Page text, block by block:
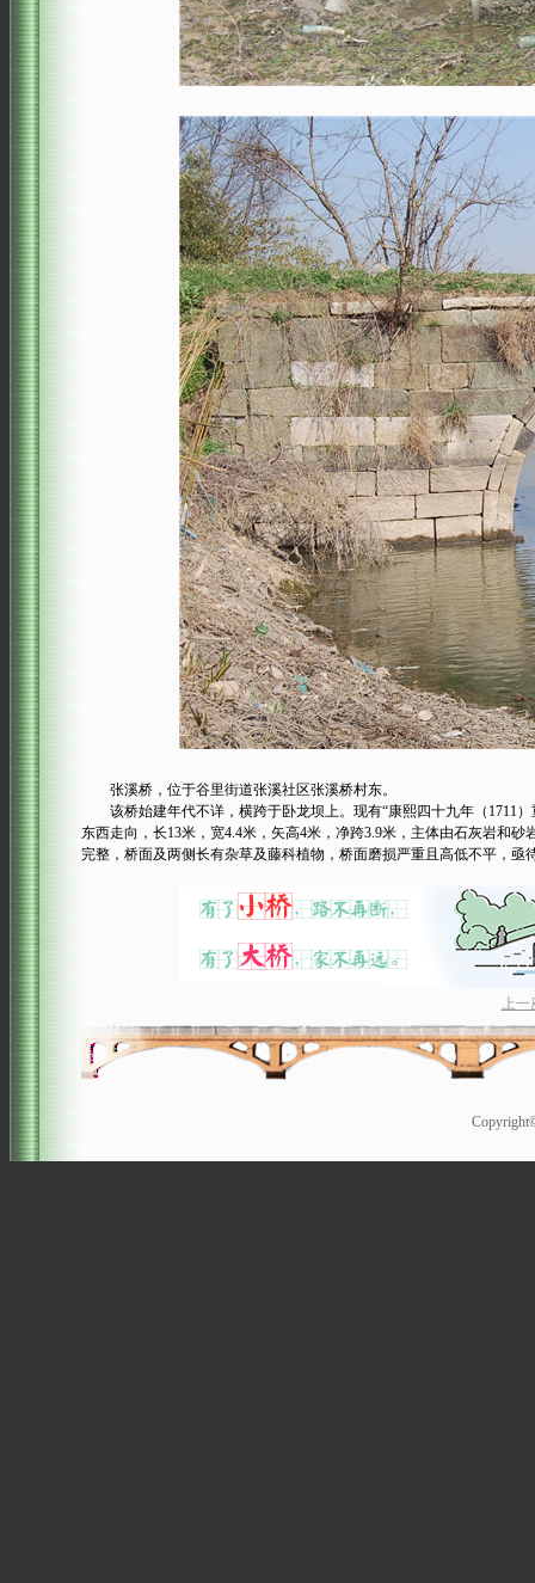
张溪桥，位于谷里街道张溪社区张溪桥村东。
该桥始建年代不详，横跨于卧龙坝上。现有“康熙四十九年（1711）
东西走向，长13米，宽4.4米，矢高4米，净跨3.9米，主体由石灰岩和
完整，桥面及两侧长有杂草及藤科植物，桥面磨损严重且高低不平，亟
上一